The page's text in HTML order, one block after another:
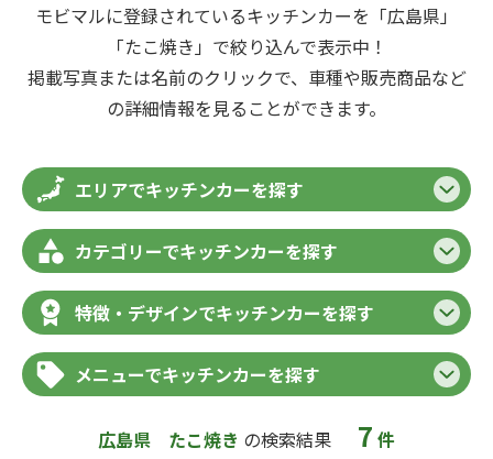
モビマルに登録されているキッチンカーを「広島県」
「たこ焼き」で絞り込んで表示中！
掲載写真または名前のクリックで、車種や販売商品など
の詳細情報を見ることができます。
エリアでキッチンカーを探す
カテゴリーでキッチンカーを探す
特徴・デザインでキッチンカーを探す
メニューでキッチンカーを探す
広島県 たこ焼き の検索結果 7 件